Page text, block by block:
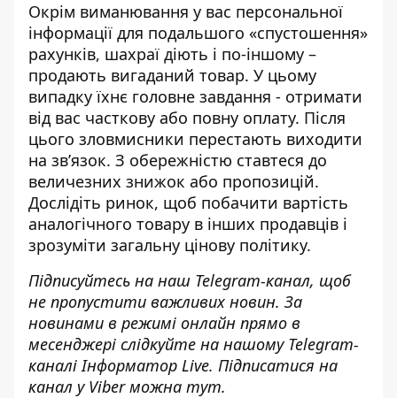
Окрім виманювання у вас персональної
інформації для подальшого «спустошення»
рахунків, шахраї діють і по-іншому –
продають вигаданий товар. У цьому
випадку їхнє головне завдання - отримати
від вас часткову або повну оплату. Після
цього зловмисники перестають виходити
на зв’язок. З обережністю ставтеся до
величезних знижок або пропозицій.
Дослідіть ринок, щоб побачити вартість
аналогічного товару в інших продавців і
зрозуміти загальну цінову політику.
Підписуйтесь на наш Telegram-канал, щоб
не пропустити важливих новин. За
новинами в режимі онлайн прямо в
месенджері слідкуйте на нашому Telegram-
каналіІнформатор Live. Підписатися на
канал у Viber можна тут.